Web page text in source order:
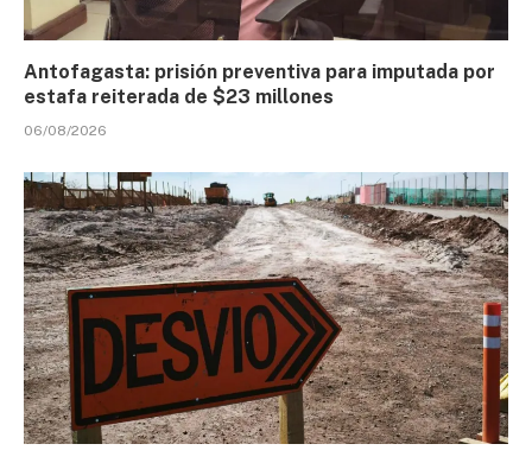
Antofagasta: prisión preventiva para imputada por
estafa reiterada de $23 millones
06/08/2026